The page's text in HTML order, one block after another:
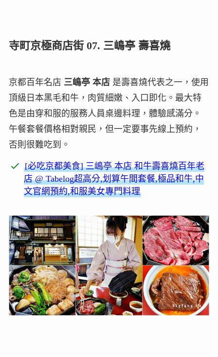
寺町京極商店街 07. 三嶋亭 壽喜燒
京都百年名店 三嶋亭 本店是壽喜燒代表之一，使用
頂級日本黑毛和牛，肉質細嫩、入口即化。最大特
色是由穿和服的服務人員桌邊料理，體驗感滿分。
午餐套餐價格相對親民，但一定要事先線上預約，
否則很難吃到。
[必吃京都美食] 三嶋亭 本店 和牛壽喜燒百年老
店 @ Tabelog超高分,划算午間套餐,極品和牛,中
文官網預約,和服美女專門料理